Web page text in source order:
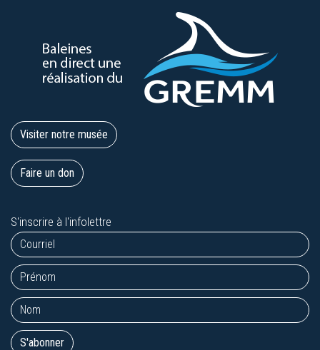
Visiter notre musée
Faire un don
S'inscrire à l'infolettre